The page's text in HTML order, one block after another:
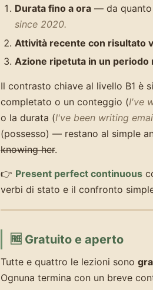
Durata fino a ora — da quanto
since 2020.
Attività recente con risultato
Azione ripetuta in un periodo
Il contrasto chiave al livello B1 è
completato o un conteggio (I've
o la durata (I've been writing
(possesso) — restano al simple
knowing her.
👉 Present perfect continuous
verbi di stato e il confronto
🆓 Gratuito e aperto
Tutte e quattro le lezioni sono
Ognuna termina con un breve